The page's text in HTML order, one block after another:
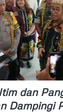
dan
Dampingi